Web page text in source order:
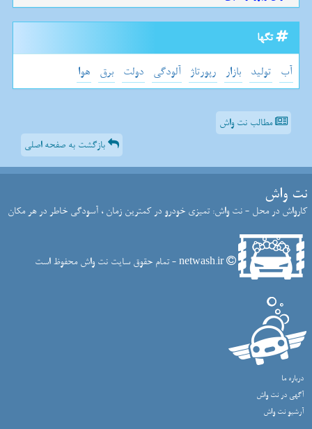
تگها
آب تولید بازار رپورتاژ آلودگی دولت برق هوا
مطالب نت واش
بازگشت به صفحه اصلی
نت واش
کارواش در محل - نت واش: تمیزی خودرو در کمترین زمان ، آسودگی خاطر در هر مکان
netwash.ir - تمام حقوق سایت نت واش محفوظ است
درباره ما
آگهی در نت واش
آرشیو نت واش